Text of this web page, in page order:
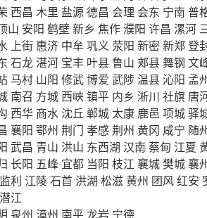
西昌 木里 盐源德昌 会理 会东 宁南 普
山 安阳 鹤壁新乡 焦作濮阳 许昌 漯河
上街 惠济 中牟巩义 荥阳 新密 新郑登
石龙湛河 宝丰 叶县鲁山 郏县舞钢 文
马村 山阳 修武博爱 武陟 温县沁阳 孟
南召 方城 西峡镇平 内乡 淅川 社旗 唐
西华 商水 沈丘 郸城 太康 鹿邑 项城驿
襄阳 鄂州 荆门 孝感荆州 黄冈 咸宁 随
武昌 青山 洪山 东西湖 汉南 蔡甸 江夏
长阳 五峰 宜都 当阳 枝江 襄城樊城襄
监利 江陵石首 洪湖 松滋黄州 团风红安
潜江
泉州 漳州 南平龙岩 宁德